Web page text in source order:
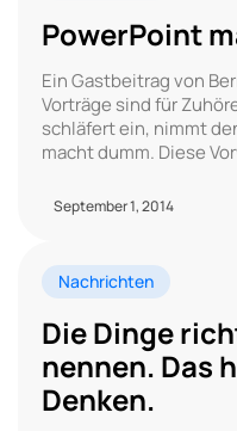
PowerPoint
Ein Gastbeitrag von
Vorträge sind für
schläfert ein, nimmt
macht dumm. Diese
September 1, 2014
Nachrichten
Die Dinge
nennen. Das
Denken.